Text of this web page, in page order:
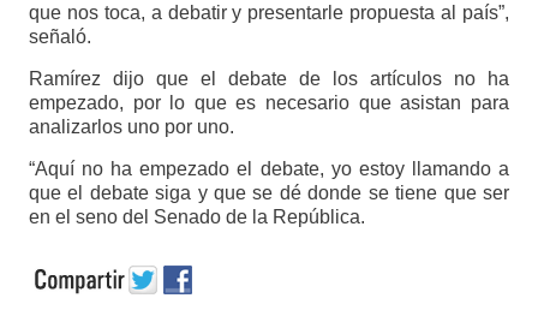
que nos toca, a debatir y presentarle propuesta al país”,
señaló.
Ramírez dijo que el debate de los artículos no ha
empezado, por lo que es necesario que asistan para
analizarlos uno por uno.
“Aquí no ha empezado el debate, yo estoy llamando a
que el debate siga y que se dé donde se tiene que ser
en el seno del Senado de la República.